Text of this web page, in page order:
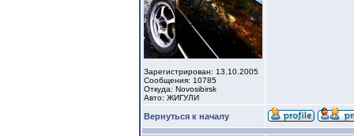
Зарегистрирован: 13.10.2005
Сообщения: 10785
Откуда: Novosibirsk
Авто: ЖИГУЛИ
Вернуться к началу